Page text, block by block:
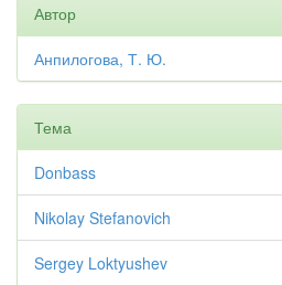
Автор
Анпилогова, Т. Ю.
Тема
Donbass
Nikolay Stefanovich
Sergey Loktyushev